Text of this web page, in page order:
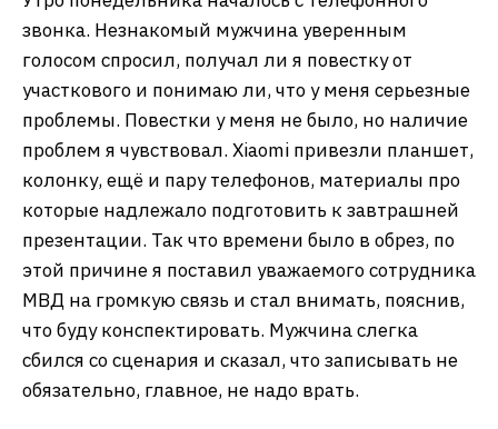
звонка. Незнакомый мужчина уверенным
голосом спросил, получал ли я повестку от
участкового и понимаю ли, что у меня серьезные
проблемы. Повестки у меня не было, но наличие
проблем я чувствовал. Xiaomi привезли планшет,
колонку, ещё и пару телефонов, материалы про
которые надлежало подготовить к завтрашней
презентации. Так что времени было в обрез, по
этой причине я поставил уважаемого сотрудника
МВД на громкую связь и стал внимать, пояснив,
что буду конспектировать. Мужчина слегка
сбился со сценария и сказал, что записывать не
обязательно, главное, не надо врать.